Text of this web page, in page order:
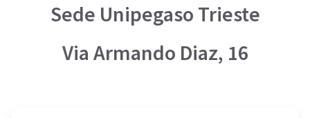
Sede Unipegaso Trieste
Via Armando Diaz, 16